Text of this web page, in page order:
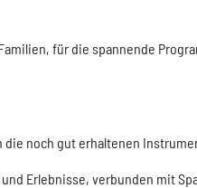
für die spannende
die noch gut erhaltenen
Erlebnisse, verbunden mit